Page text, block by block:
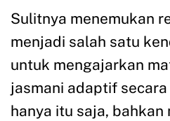
Sulitnya menemukan
menjadi salah satu
untuk mengajarkan
jasmani adaptif
hanya itu saja, bahkan